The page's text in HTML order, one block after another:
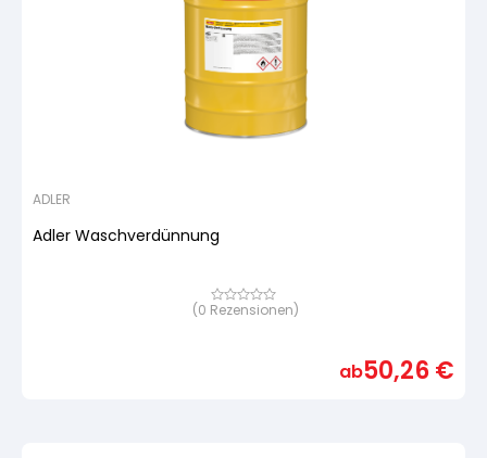
ADLER
Adler Waschverdünnung
Bewertet
(0 Rezensionen)
ab50,26€